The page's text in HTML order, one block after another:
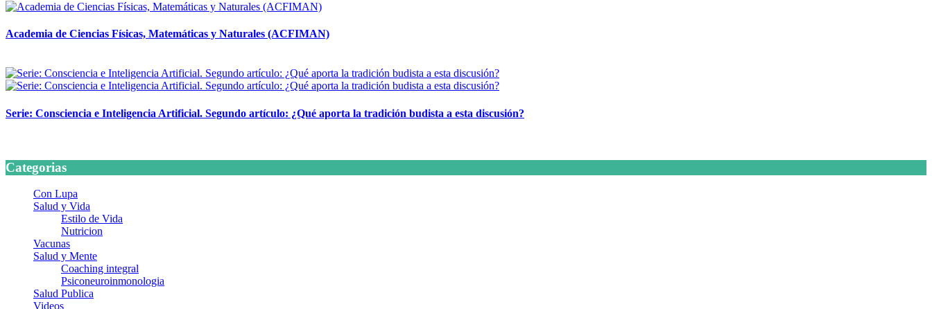
Academia de Ciencias Físicas, Matemáticas y Naturales (ACFIMAN)
Serie: Consciencia e Inteligencia Artificial. Segundo artículo: ¿Qué aporta la tradición budista a esta discusión?
Categorias
Con Lupa
Salud y Vida
Estilo de Vida
Nutricion
Vacunas
Salud y Mente
Coaching integral
Psiconeuroinmonologia
Salud Publica
Videos